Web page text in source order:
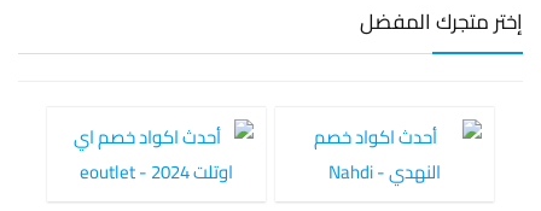
إختر متجرك المفضل